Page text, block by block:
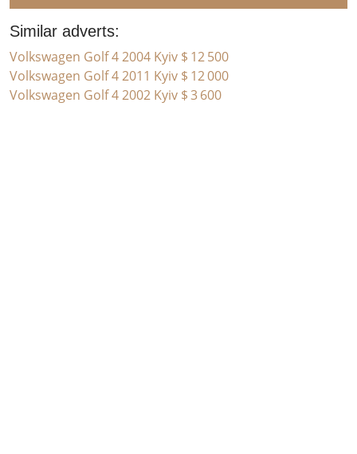
Similar adverts:
Volkswagen Golf 4 2004 Kyiv $ 12 500
Volkswagen Golf 4 2011 Kyiv $ 12 000
Volkswagen Golf 4 2002 Kyiv $ 3 600